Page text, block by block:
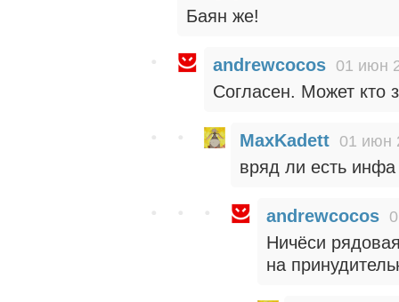
Баян же!
andrewcocos 01 июн
Согласен. Может кто
MaxKadett 01 июн
вряд ли есть
andrewcocos
Ничёси
на